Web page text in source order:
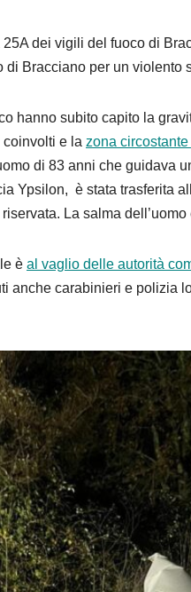
dei vigili del fuoco di
Bracciano per un violento
hanno subito capito la
e la zona
di 83 anni che guidava
Ypsilon, è stata trasferita
La salma
è al vaglio delle autorità
anche carabinieri e polizia